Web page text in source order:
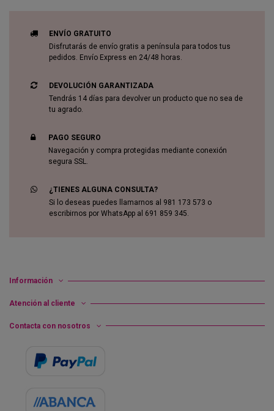
ENVÍO GRATUITO
Disfrutarás de envío gratis a península para todos tus
pedidos. Envío Express en 24/48 horas.
DEVOLUCIÓN GARANTIZADA
Tendrás 14 días para devolver un producto que no sea de
tu agrado.
PAGO SEGURO
Navegación y compra protegidas mediante conexión
segura SSL.
¿TIENES ALGUNA CONSULTA?
Si lo deseas puedes llamarnos al 981 173 573 o
escribirnos por WhatsApp al 691 859 345.
Información
Atención al cliente
Contacta con nosotros